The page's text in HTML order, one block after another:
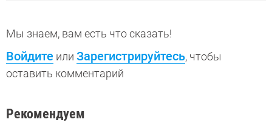
Мы знаем, вам есть что сказать!
Войдите или Зарегистрируйтесь, чтобы
оставить комментарий
Рекомендуем